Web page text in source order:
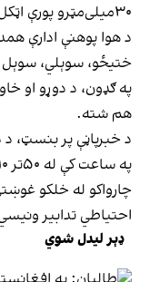
۳۰میلی‌مټرو پورې اټکل شوې ده.
د هوا پوهنې ادارې
ختیځو، سوېلي، سوېل
په ګډون، د دوړو او
هم شته.
د خبرپاڼې پر بنسټ، د
په ساعت کې له ۵۰تر ۱۱۰کیلومترو پورې وي.
چارواکو له خلکو
احتیاطي تدابیر
ډېر لیدل شوي